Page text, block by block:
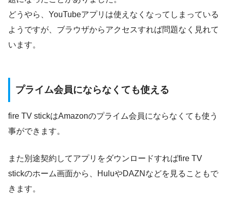
どうやら、YouTubeアプリは使えなくなってしまっている
ようですが、ブラウザからアクセスすれば問題なく見れて
います。
プライム会員にならなくても使える
fire TV stickはAmazonのプライム会員にならなくても使う
事ができます。
また別途契約してアプリをダウンロードすればfire TV
stickのホーム画面から、HuluやDAZNなどを見ることもで
きます。